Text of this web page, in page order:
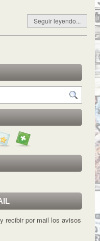
Seguir leyendo...
recibir por mail los avisos